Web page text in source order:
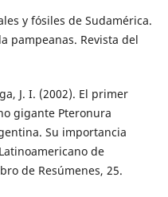
y fósiles de Sudamérica.
pampeanas. Revista del
J. I. (2002). El primer
gigante Pteronura
Su importancia
de
de Resúmenes, 25.